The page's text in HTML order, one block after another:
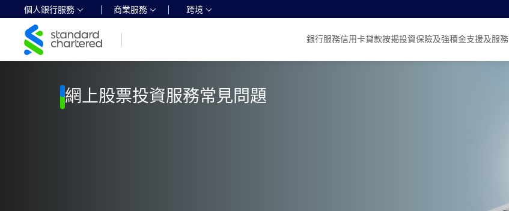
個人銀行服務 商業服務 跨境
Standard
Chartered
Logo,
銀行服務信用卡貸款按揭投資保險及強積金支援及服務
網上股票投資服務常見問題